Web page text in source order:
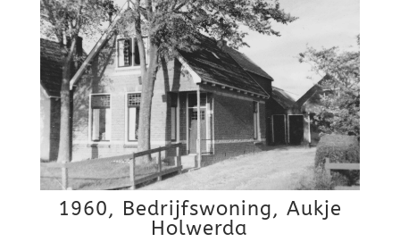
1960, Bedrijfswoning, Aukje
Holwerda